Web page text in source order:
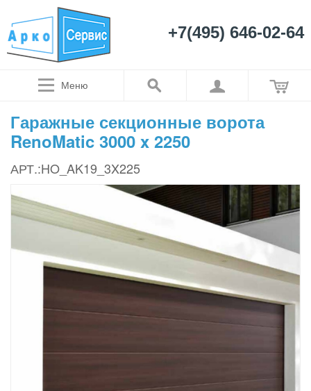
+7(495) 646-02-64
Меню
Гаражные секционные ворота
RenoMatic 3000 x 2250
АРТ.:HO_AK19_3X225